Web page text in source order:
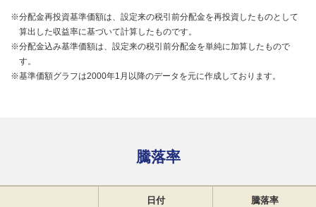
※分配金再投資基準価額は、設定来の税引前分配金を再投資したものとして
算出した収益率に基づいて計算したものです。
※分配金込み基準価額は、設定来の税引前分配金を単純に加算したもので
す。
※基準価額グラフは2000年1月以降のデータを元に作成しております。
騰落率
日付 騰落率